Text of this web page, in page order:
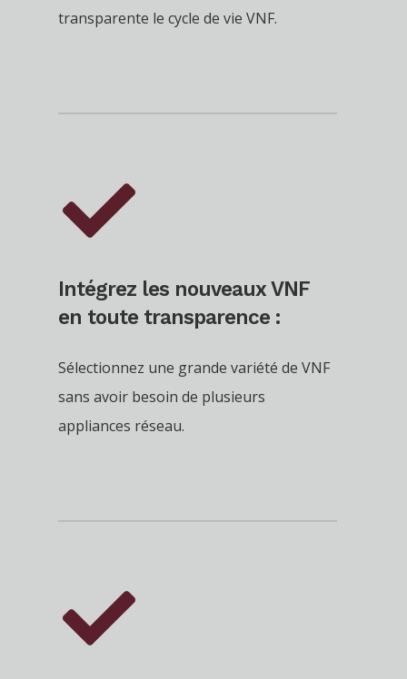
transparente le cycle de vie VNF.
Intégrez les nouveaux VNF
en toute transparence :
Sélectionnez une grande variété de VNF
sans avoir besoin de plusieurs
appliances réseau.